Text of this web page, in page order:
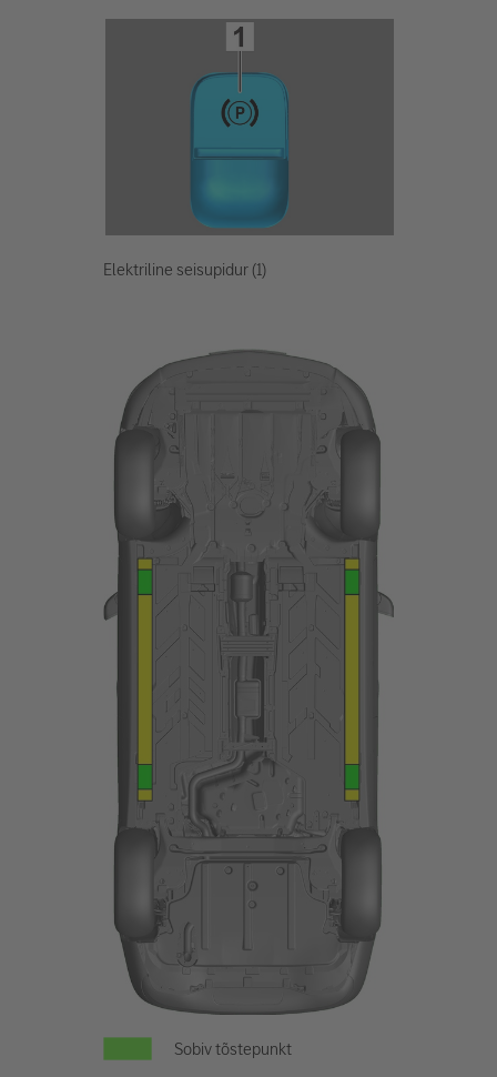
Elektriline seisupidur (1)
Sobiv tõstepunkt